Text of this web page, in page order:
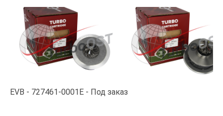
EVB 727461-0001E Под заказ